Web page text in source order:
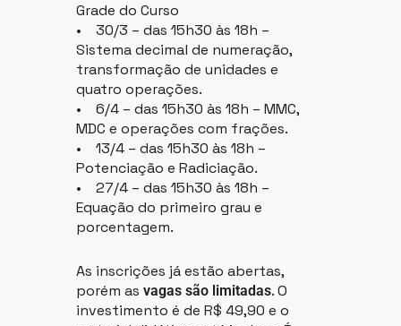
Grade do Curso
• 30/3 – das 15h30 às 18h –
Sistema decimal de numeração,
transformação de unidades e
quatro operações.
• 6/4 – das 15h30 às 18h – MMC,
MDC e operações com frações.
• 13/4 – das 15h30 às 18h –
Potenciação e Radiciação.
• 27/4 – das 15h30 às 18h –
Equação do primeiro grau e
porcentagem.
As inscrições já estão abertas,
porém as vagas são limitadas. O
investimento é de R$ 49,90 e o